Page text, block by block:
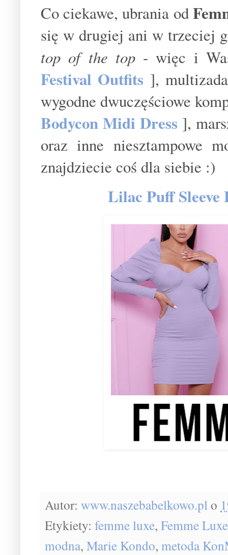
Co ciekawe, ubrania od
się w drugiej ani w trzeciej
top of the top- więc i
Festival Outfits ],
wygodne dwuczęściowe
Bodycon Midi Dress ],
oraz inne niesztampowe
znajdziecie coś dla siebie :)
Lilac Puff Sleeve
Autor: www.naszebabelkowo.plo
Etykiety: femme luxe, Femme
modna, Marie Kondo, metoda